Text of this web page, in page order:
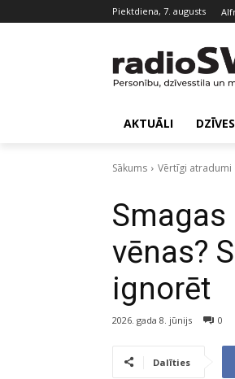
piektdiena, 7. augusts
AKTUĀLI
Sākums Vērtīgi atradumi
vēnas?
ignorēt
2026. gada 8. jūnijs 0
Dalīties